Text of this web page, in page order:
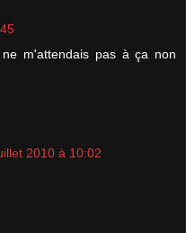
m'attendais pas à ça non
2010 à 10:02